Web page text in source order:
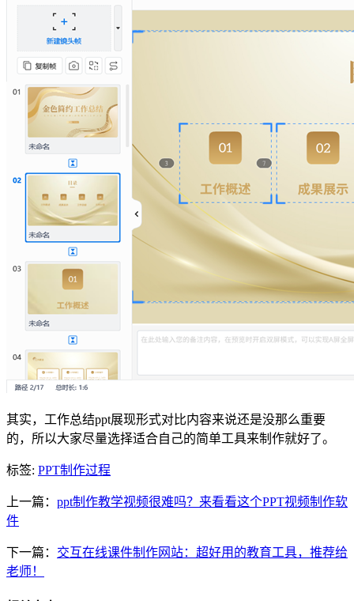
其实，工作总结ppt展现形式对比内容来说还是没那么重要
的，所以大家尽量选择适合自己的简单工具来制作就好了。
标签: PPT制作过程
上一篇： ppt制作教学视频很难吗？来看看这个PPT视频制作软
件
下一篇： 交互在线课件制作网站：超好用的教育工具，推荐给
老师！